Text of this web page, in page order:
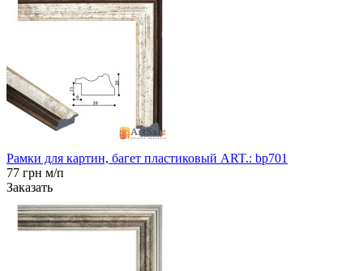
Рамки для картин, багет пластиковый ART.: bp701
77 грн м/п
Заказать